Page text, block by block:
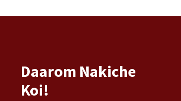
Daarom Nakiche
Koi!